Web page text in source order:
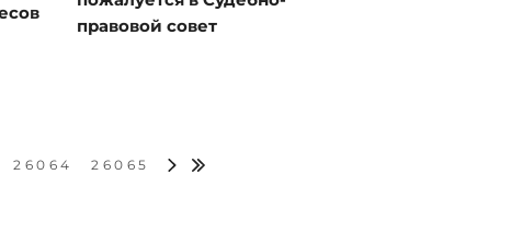
правовой совет
26064 26065